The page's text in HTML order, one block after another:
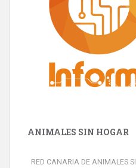
ANIMALES SIN HOGAR
RED CANARIA DE ANIMALES